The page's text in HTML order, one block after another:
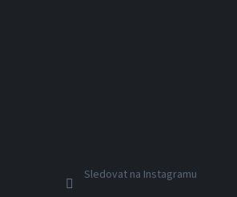
Sledovat na Instagramu